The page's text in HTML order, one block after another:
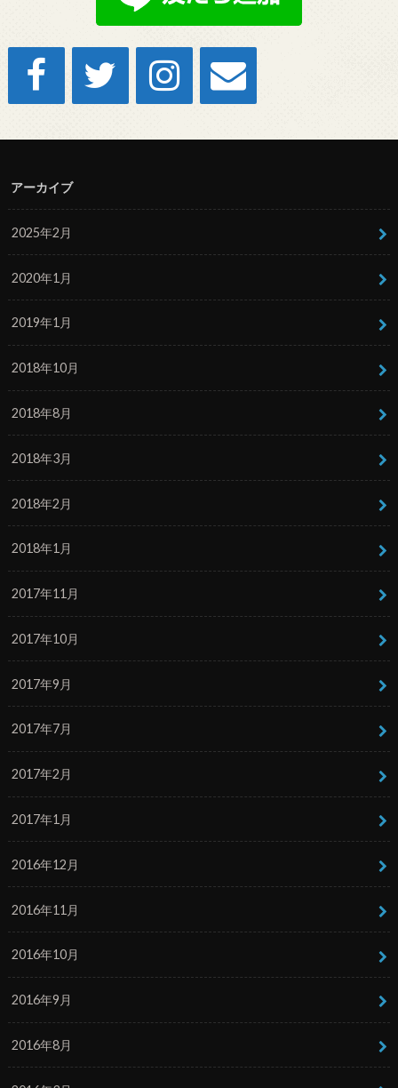
アーカイブ
2025年2月
2020年1月
2019年1月
2018年10月
2018年8月
2018年3月
2018年2月
2018年1月
2017年11月
2017年10月
2017年9月
2017年7月
2017年2月
2017年1月
2016年12月
2016年11月
2016年10月
2016年9月
2016年8月